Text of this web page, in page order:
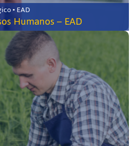
• EAD
Humanos – EAD